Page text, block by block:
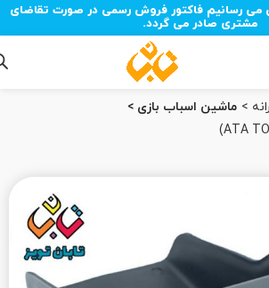
می رسانیم فاکتور فروش رسمی در صورت تقاضای
مشتری صادر می گردد.
ماشین اسباب بازی